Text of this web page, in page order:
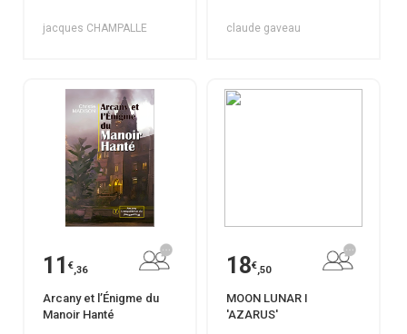
jacques CHAMPALLE claude gaveau
11 €,36
Arcany et l’Énigme du
Manoir Hanté
18€,50
MOON LUNAR I
'AZARUS'